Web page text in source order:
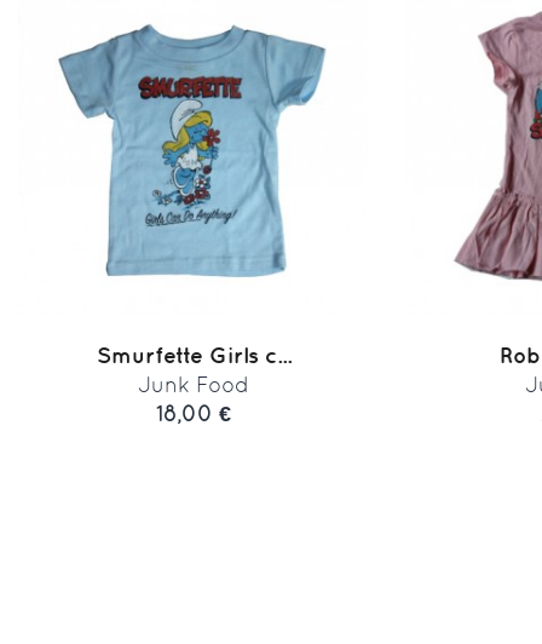
Smurfette Girls c...
Junk Food
18,00 €